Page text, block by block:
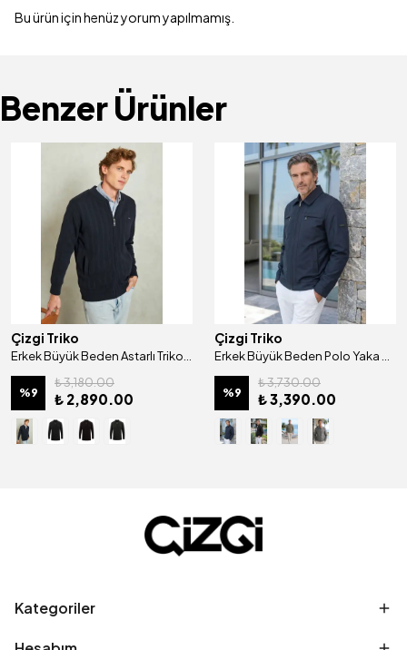
Bu ürün için henüz yorum yapılmamış.
Benzer Ürünler
Çizgi Triko
Erkek Büyük Beden Astarlı Triko Mont Hakim Yaka Çelik Örgü Desenli Klasik Kalıp - 5209TB
%9
₺ 3,180.00
₺ 2,890.00
Çizgi Triko
Erkek Büyük Beden Polo Yaka Çift Cepli Astarlı Mevsimlik Mont - A00001BAT
%9
₺ 3,730.00
₺ 3,390.00
Kategoriler